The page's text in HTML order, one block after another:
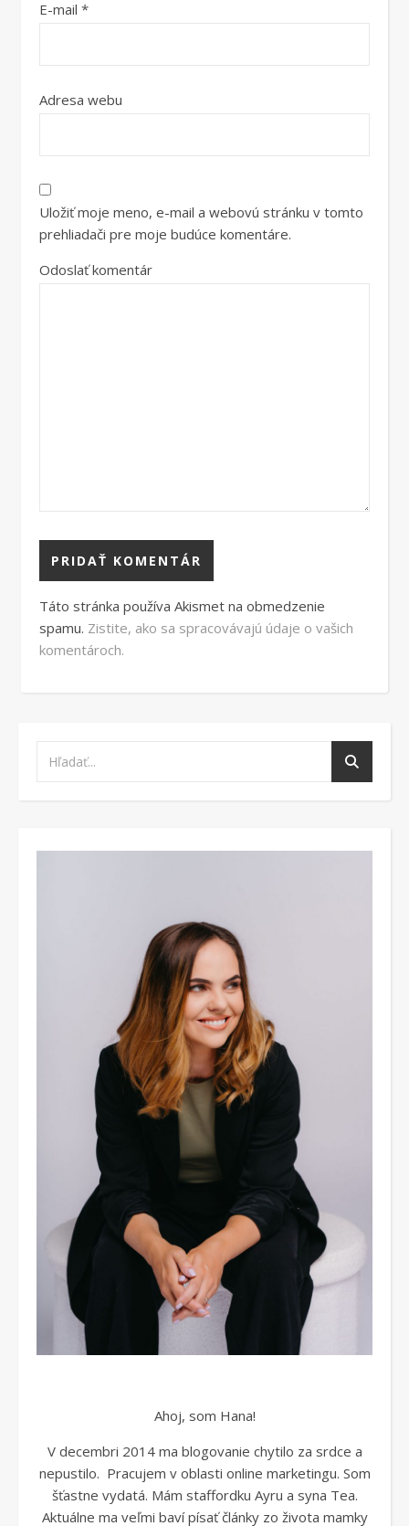
E-mail *
Adresa webu
Uložiť moje meno, e-mail a webovú stránku v tomto
prehliadači pre moje budúce komentáre.
Odoslať komentár
Táto stránka používa Akismet na obmedzenie
spamu. Zistite, ako sa spracovávajú údaje o vašich
komentároch.
Ahoj, som Hana!
V decembri 2014 ma blogovanie chytilo za srdce a
nepustilo. Pracujem v oblasti online marketingu. Som
šťastne vydatá. Mám staffordku Ayru a syna Tea.
Aktuálne ma veľmi baví písať články zo života mamky